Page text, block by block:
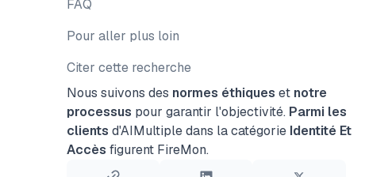
FAQ
Pour aller plus loin
Citer cette recherche
Nous suivons des normes éthiques et notre
processus pour garantir l'objectivité. Parmi les
clients d'AIMultiple dans la catégorie Identité Et
Accès figurent FireMon.